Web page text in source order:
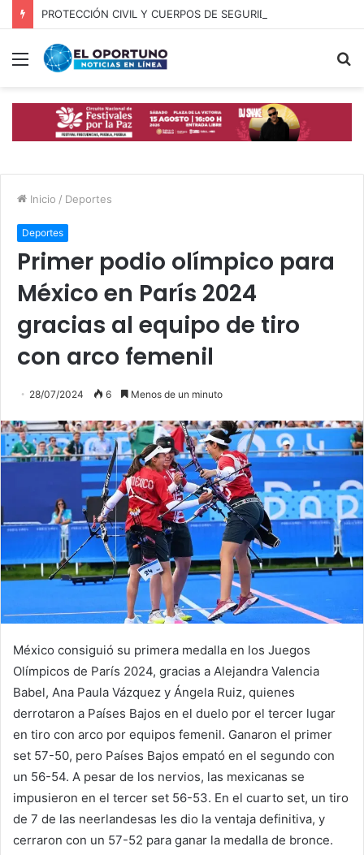
Menú
Inicio / Deportes
Deportes
Primer podio olímpico para
México en París 2024
gracias al equipo de tiro
con arco femenil
28/07/2024 6 Menos de un minuto
México consiguió su primera medalla en los Juegos
Olímpicos de París 2024, gracias a Alejandra Valencia
Babel, Ana Paula Vázquez y Ángela Ruiz, quienes
derrotaron a Países Bajos en el duelo por el tercer lugar
en tiro con arco por equipos femenil. Ganaron el primer
set 57-50, pero Países Bajos empató en el segundo con
un 56-54. A pesar de los nervios, las mexicanas se
impusieron en el tercer set 56-53. En el cuarto set, un tiro
de 7 de las neerlandesas les dio la ventaja definitiva, y
cerraron con un 57-52 para ganar la medalla de bronce.